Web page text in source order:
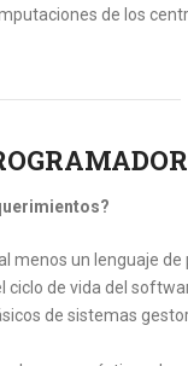
de los
menos un lenguaje de
ciclo de vida del
de sistemas